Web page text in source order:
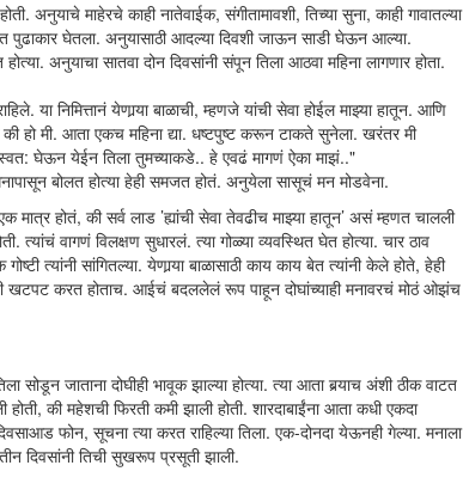
माहेरचे काही नातेवाईक, संगीतामावशी, तिच्या सुना, काही गावातल्या
पुढाकार घेतला. अनुयासाठी आदल्या दिवशी जाऊन साडी घेऊन आल्या.
अनुयाचा सातवा दोन दिवसांनी संपून तिला आठवा महिना लागणार होता.
या निमित्तानं येणार्‍या बाळाची, म्हणजे यांची सेवा होईल माझ्या हातून. आणि
हो मी. आता एकच महिना द्या. धष्टपुष्ट करून टाकते सुनेला. खरंतर मी
घेऊन येईन तिला तुमच्याकडे.. हे एवढं मागणं ऐका माझं.."
बोलत होत्या हेही समजत होतं. अनुयेला सासूचं मन मोडवेना.
मात्र होतं, की सर्व लाड ’ह्यांची सेवा तेवढीच माझ्या हातून’ असं म्हणत चालली
त्यांचं वागणं विलक्षण सुधारलं. त्या गोळ्या व्यवस्थित घेत होत्या. चार ठाव
त्यांनी सांगितल्या. येणार्‍या बाळासाठी काय काय बेत त्यांनी केले होते, हेही
खटपट करत होताच. आईचं बदललेलं रूप पाहून दोघांच्याही मनावरचं मोठं ओझंच
जाताना दोघीही भावूक झाल्या होत्या. त्या आता बर्‍याच अंशी ठीक वाटत
की महेशची फिरती कमी झाली होती. शारदाबाईंना आता कधी एकदा
फोन, सूचना त्या करत राहिल्या तिला. एक-दोनदा येऊनही गेल्या. मनाला
दिवसांनी तिची सुखरूप प्रसूती झाली.